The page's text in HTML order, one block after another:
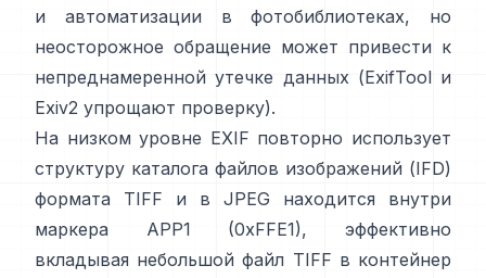
и автоматизации в фотобиблиотеках, но
неосторожное обращение может привести к
непреднамеренной утечке данных (ExifToolи
Exiv2 упрощают проверку).
На низком уровне EXIF повторно использует
структуру каталога файлов изображений (IFD)
формата TIFF и в JPEG находится внутри
маркера APP1 (0xFFE1), эффективно
вкладывая небольшой файл TIFF в контейнер